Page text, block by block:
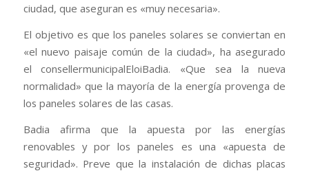
ciudad, que aseguran es «muy necesaria».
El objetivo es que los paneles solares se conviertan en
«el nuevo paisaje común de la ciudad», ha asegurado
elconsellermunicipalEloiBadia. «Que sea la nueva
normalidad» que la mayoría de la energía provenga de
los paneles solares de las casas.
Badia afirma que la apuesta por las energías
renovables y por los paneles es una «apuesta de
seguridad». Preve que la instalación de dichas placas